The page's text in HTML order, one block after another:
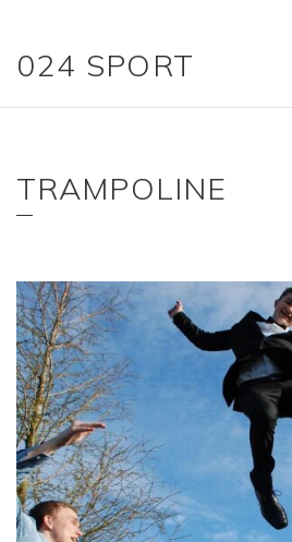
024 SPORT
TRAMPOLINE